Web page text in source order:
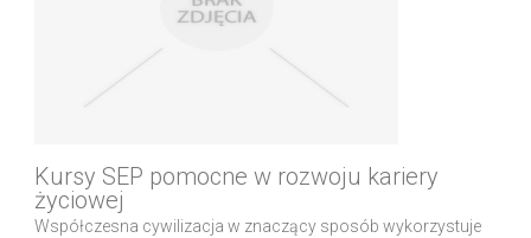
Kursy SEP pomocne w rozwoju kariery
życiowej
Współczesna cywilizacja w znaczący sposób wykorzystuje